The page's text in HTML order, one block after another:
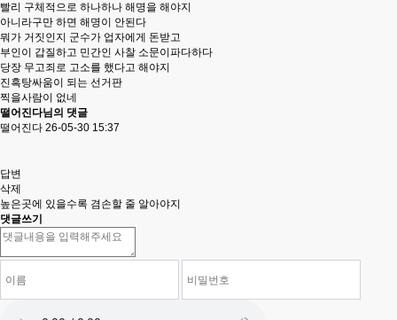
빨리 구체적으로 하나하나 해명을 해야지
아니라구만 하면 해명이 안된다
뭐가 거짓인지 군수가 업자에게 돈받고
부인이 갑질하고 민간인 사찰 소문이파다하다
당장 무고죄로 고소를 했다고 해야지
진흑탕싸움이 되는 선거판
찍을사람이 없네
떨어진다님의 댓글
떨어진다 26-05-30 15:37
답변
삭제
높은곳에 있을수록 겸손할 줄 알아야지
댓글쓰기